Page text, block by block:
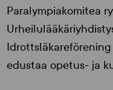
Paralympiakomitea
edustaa opetus- ja